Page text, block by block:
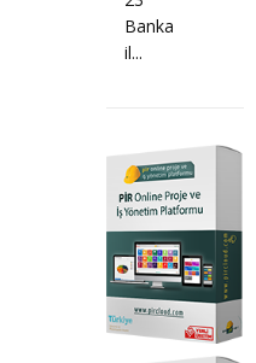
Banka
il...